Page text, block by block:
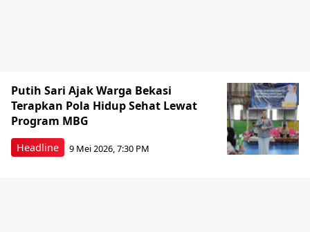
Headline
Putih Sari Ajak Warga Bekasi
Terapkan Pola Hidup Sehat Lewat
Program MBG
9 Mei 2026, 7:30 PM